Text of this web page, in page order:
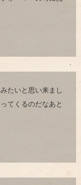
たいと思い来まし
てくるのだなあと